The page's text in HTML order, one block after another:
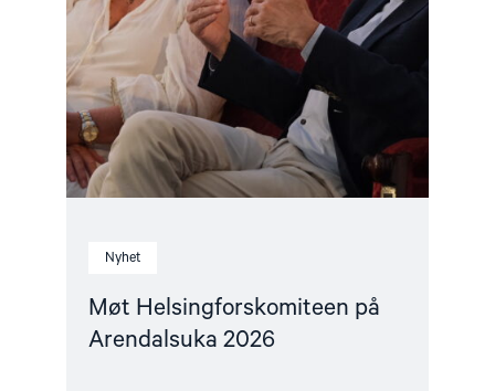
Nyhet
Møt Helsingforskomiteen på
Arendalsuka 2026